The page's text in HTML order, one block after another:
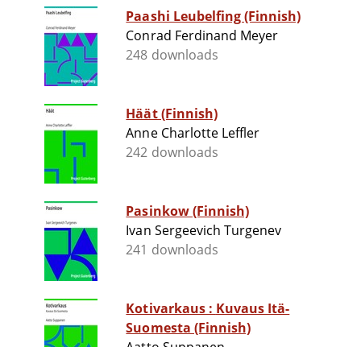
Paashi Leubelfing (Finnish)
Conrad Ferdinand Meyer
248 downloads
Häät (Finnish)
Anne Charlotte Leffler
242 downloads
Pasinkow (Finnish)
Ivan Sergeevich Turgenev
241 downloads
Kotivarkaus : Kuvaus Itä-
Suomesta (Finnish)